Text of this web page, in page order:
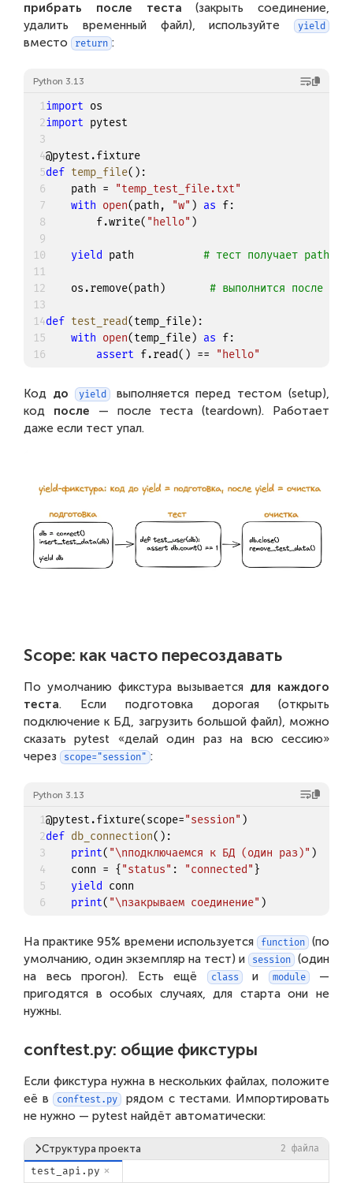
прибрать после теста (закрыть соединение,
удалить временный файл), используйте
yield
вместо return :
Python 3.13
1
2
3
4
5
6
7
8
9
10
11
12
13
14
15
16
import
import pytest
@pytest .fixture
def temp_file( ) :
    path
=
"temp_test_file.txt"
with open(path , "w" ) as f:
        f
.write( "hello" )
yield path # тест получает path
    os
.remove(path ) # выполнится после
def test_read(temp_file) :
with open(temp_file) as f:
assert f.read( ) == "hello"
Код до yield
выполняется перед тестом (setup),
код после — после теста (teardown). Работает
даже если тест упал.
Scope: как часто пересоздавать
По умолчанию фикстура вызывается для каждого
теста. Если подготовка дорогая (открыть
подключение к БД, загрузить большой файл), можно
сказать pytest «делай один раз на всю сессию»
через
scope="session" :
Python 3.13
1
2
3
4
5
6
@pytest .fixture(scope="session" )
def db_connection( ) :
print( "\nподключаемся к БД (один раз)" )
    conn
= { "status" : "connected" }
yield
conn
print( "\nзакрываем соединение" )
На практике 95% времени используется function (по
умолчанию, один экземпляр на тест) и
session (один
на весь прогон). Есть ещё
class и module —
пригодятся в особых случаях, для старта они не
нужны.
conftest.py: общие фикстуры
Если фикстура нужна в нескольких файлах, положите
её в conftest.py
рядом с тестами. Импортировать
не нужно — pytest найдёт автоматически:
Структура проекта 2 файла
test_api.py